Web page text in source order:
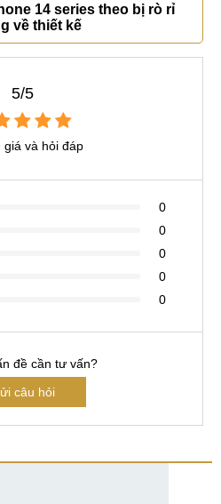
14 series theo bị rò rỉ
về thiết kế
5/5
giá và hỏi đáp
0
0
0
0
0
đề cần tư vấn?
câu hỏi